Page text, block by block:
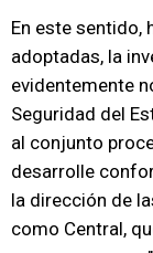
En este sentido,
adoptadas, la
evidentemente
Seguridad del
al conjunto
desarrolle
la dirección de
como Central,